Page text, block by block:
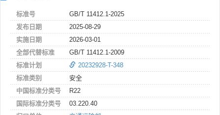
标准号
GB/T 11412.1-2025
发布日期
2025-08-29
实施日期
2026-03-01
全部代替标准
GB/T 11412.1-2009
标准计划
20232928-T-348
标准类别
安全
中国标准分类号
R22
国际标准分类号
03.220.40